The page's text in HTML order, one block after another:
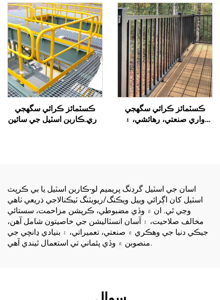
ڪن ٿيون، جيڪي غير سلِپ،
جنگ مزاحم، انسٽال ڪرڻ ۾
آسان، ۽ سائيز ۾ ڪسٽمائيز
ايبل آهن
گڏ، شهراتي، تعميراتي
منصوبن، باغن، ۽ اوورپاسز لاءِ
مناسب
ڪسٽمائز ڪرائي سگھجي
واري ڪاربن اسٽيل جي سائين
ڪسٽمائز ڪرائي سگھجي
واري صنعتي، رهائشي، ۽
اسان جي اسٽيل گرڊنگ پريميم لو-ڪاربن اسٽيل يا بي ڪرپٽ
اسٽيل کان اڳرائي وييل ويڪنگ/ريويٽنگ ٽيڪنالاجي ذريعي ٺاهي
وڃي ٿي. ان ۾ وڏي مضبوطي، ڪرپشن مزاحمت، سستائي
مخالف صلاحيت، ۽ آسان انسٽاليشن جي خاصيتون شامل آهن،
جيڪي دنيا جي وهڪري ۾ صنعتي، تعميراتي، ۽ بنيادي ڍانچي جي
منصوبن ۾ وڏي پئماني تي استعمال ٿيندي آهي.